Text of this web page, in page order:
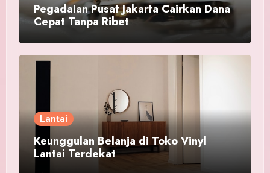
Pegadaian Pusat Jakarta Cairkan Dana
Cepat Tanpa Ribet
Lantai
Keunggulan Belanja di Toko Vinyl
Lantai Terdekat